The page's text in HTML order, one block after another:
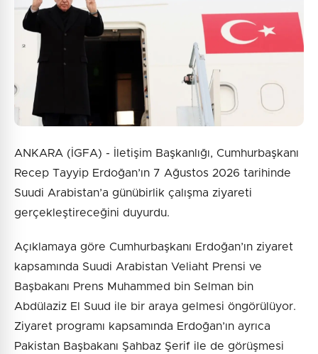
Gönder
ANKARA (İGFA) - İletişim Başkanlığı, Cumhurbaşkanı
Recep Tayyip Erdoğan’ın 7 Ağustos 2026 tarihinde
Suudi Arabistan’a günübirlik çalışma ziyareti
gerçekleştireceğini duyurdu.
Açıklamaya göre Cumhurbaşkanı Erdoğan’ın ziyaret
kapsamında Suudi Arabistan Veliaht Prensi ve
Başbakanı Prens Muhammed bin Selman bin
Abdülaziz El Suud ile bir araya gelmesi öngörülüyor.
Ziyaret programı kapsamında Erdoğan’ın ayrıca
Pakistan Başbakanı Şahbaz Şerif ile de görüşmesi